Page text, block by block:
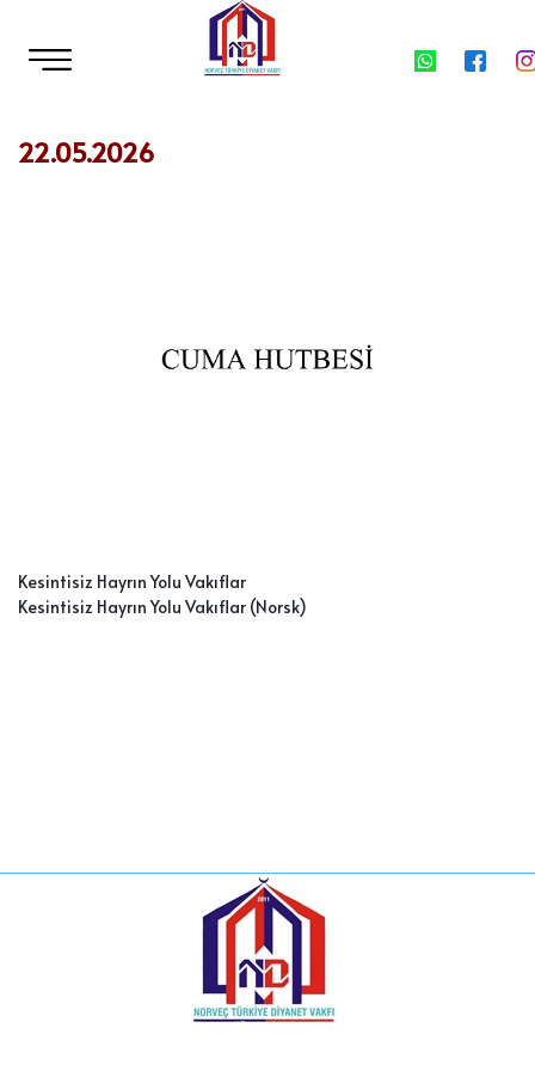
22.05.2026
Kesintisiz Hayrın Yolu Vakıflar
Kesintisiz Hayrın Yolu Vakıflar (Norsk)